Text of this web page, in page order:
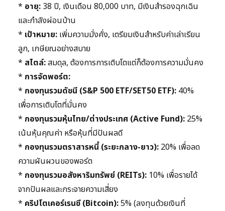
* อายุ: 38 ปี, เงินเดือน 80,000 บาท, มีเงินสำรองฉุกเฉิน
และกำลังผ่อนบ้าน
* เป้าหมาย: เพิ่มความมั่งคั่ง, เตรียมเงินสำหรับค่าเล่าเรียน
ลูก, เกษียณอย่างสบาย
* สไตล์:สมดุล, ต้องการการเติบโตแต่ก็ต้องการความมั่นคง
* การจัดพอร์ต:
* กองทุนรวมดัชนี (S&P 500 ETF/SET50 ETF): 40%
เพื่อการเติบโตที่มั่นคง
* กองทุนรวมหุ้นไทย/ต่างประเทศ (Active Fund): 25%
เน้นหุ้นคุณค่า หรือหุ้นที่มีปันผลดี
* กองทุนรวมตราสารหนี้ (ระยะกลาง-ยาว): 20% เพื่อลด
ความผันผวนของพอร์ต
* กองทุนรวมอสังหาริมทรัพย์ (REITs): 10% เพื่อรายได้
จากปันผลและกระจายความเสี่ยง
* คริปโตเคอร์เรนซี (Bitcoin):5% (ลงทุนด้วยเงินที่